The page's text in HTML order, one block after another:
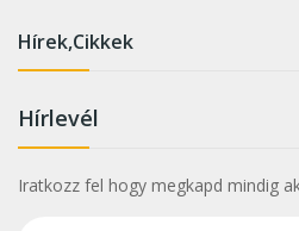
Hírek,Cikkek
Hírlevél
Iratkozz fel hogy megkapd mindig